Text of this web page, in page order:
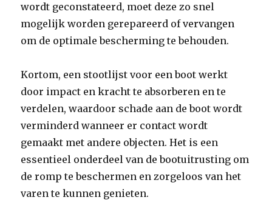
wordt geconstateerd, moet deze zo snel
mogelijk worden gerepareerd of vervangen
om de optimale bescherming te behouden.
Kortom, een stootlijst voor een boot werkt
door impact en kracht te absorberen en te
verdelen, waardoor schade aan de boot wordt
verminderd wanneer er contact wordt
gemaakt met andere objecten. Het is een
essentieel onderdeel van de bootuitrusting om
de romp te beschermen en zorgeloos van het
varen te kunnen genieten.